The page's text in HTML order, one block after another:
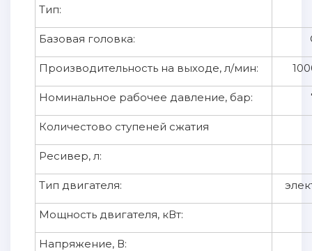
Тип:
Базовая головка:
Производительность на выходе, л/мин:
Номинальное рабочее давление, бар:
Количестово ступеней сжатия
Ресивер, л:
Тип двигателя:
Мощность двигателя, кВт:
Напряжение, В: